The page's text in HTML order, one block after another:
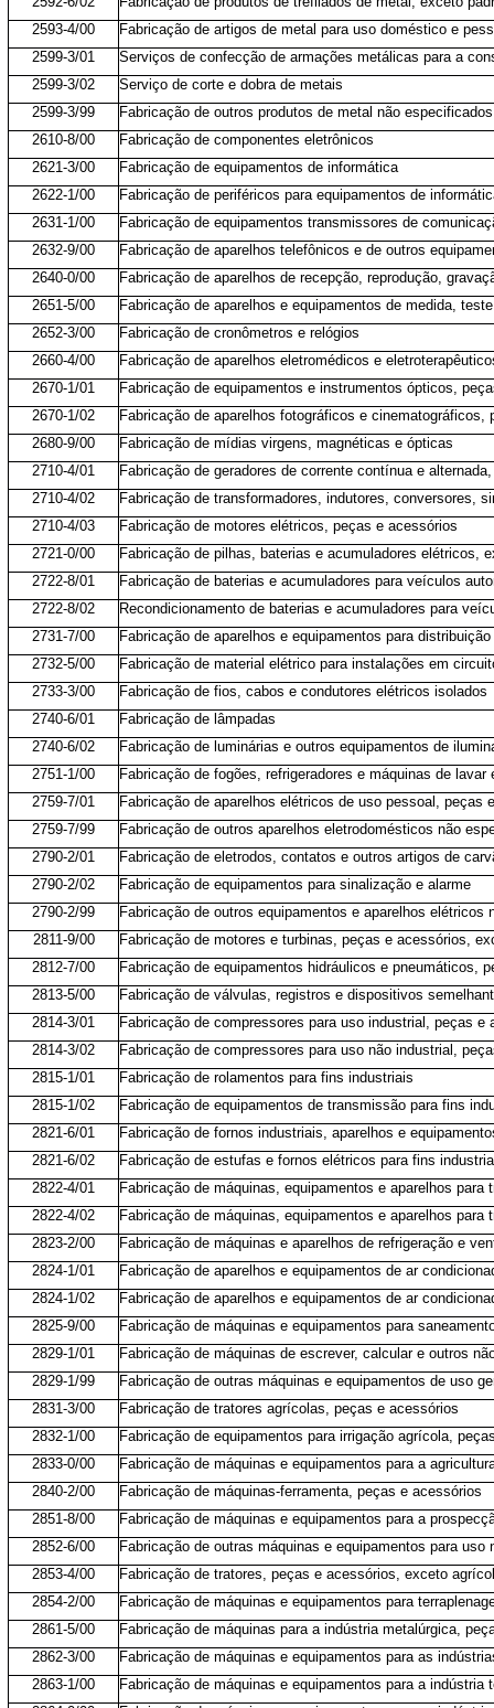
2593-4/00
Fabricação de artigos de metal para uso doméstico e
2599-3/01
Serviços de confecção de armações metálicas para a
2599-3/02
Serviço de corte e dobra de metais
2599-3/99
Fabricação de outros produtos de metal não
2610-8/00
Fabricação de componentes eletrônicos
2621-3/00
Fabricação de equipamentos de informática
2622-1/00
Fabricação de periféricos para equipamentos de
2631-1/00
Fabricação de equipamentos transmissores de
2632-9/00
Fabricação de aparelhos telefônicos e de outros
2640-0/00
Fabricação de aparelhos de recepção, reprodução,
2651-5/00
Fabricação de aparelhos e equipamentos de medida,
2652-3/00
Fabricação de cronômetros e relógios
2660-4/00
Fabricação de aparelhos eletromédicos e
2670-1/01
Fabricação de equipamentos e instrumentos ópticos,
2670-1/02
Fabricação de aparelhos fotográficos e cinematográficos,
2680-9/00
Fabricação de mídias virgens, magnéticas e ópticas
2710-4/01
Fabricação de geradores de corrente contínua e
2710-4/02
Fabricação de transformadores, indutores, conversores,
2710-4/03
Fabricação de motores elétricos, peças e acessórios
2721-0/00
Fabricação de pilhas, baterias e acumuladores elétricos,
2722-8/01
Fabricação de baterias e acumuladores para veículos
2722-8/02
Recondicionamento de baterias e acumuladores para
2731-7/00
Fabricação de aparelhos e equipamentos para
2732-5/00
Fabricação de material elétrico para instalações em
2733-3/00
Fabricação de fios, cabos e condutores elétricos isolados
2740-6/01
Fabricação de lâmpadas
2740-6/02
Fabricação de luminárias e outros equipamentos de
2751-1/00
Fabricação de fogões, refrigeradores e máquinas de
2759-7/01
Fabricação de aparelhos elétricos de uso pessoal, peças
2759-7/99
Fabricação de outros aparelhos eletrodomésticos não
2790-2/01
Fabricação de eletrodos, contatos e outros artigos de
2790-2/02
Fabricação de equipamentos para sinalização e alarme
2790-2/99
Fabricação de outros equipamentos e aparelhos elétricos
2811-9/00
Fabricação de motores e turbinas, peças e acessórios,
2812-7/00
Fabricação de equipamentos hidráulicos e pneumáticos,
2813-5/00
Fabricação de válvulas, registros e dispositivos
2814-3/01
Fabricação de compressores para uso industrial, peças e
2814-3/02
Fabricação de compressores para uso não industrial,
2815-1/01
Fabricação de rolamentos para fins industriais
2815-1/02
Fabricação de equipamentos de transmissão para fins
2821-6/01
Fabricação de fornos industriais, aparelhos e
2821-6/02
Fabricação de estufas e fornos elétricos para fins
2822-4/01
Fabricação de máquinas, equipamentos e aparelhos
2822-4/02
Fabricação de máquinas, equipamentos e aparelhos
2823-2/00
Fabricação de máquinas e aparelhos de refrigeração e
2824-1/01
Fabricação de aparelhos e equipamentos de ar
2824-1/02
Fabricação de aparelhos e equipamentos de ar
2825-9/00
Fabricação de máquinas e equipamentos para
2829-1/01
Fabricação de máquinas de escrever, calcular e outros
2829-1/99
Fabricação de outras máquinas e equipamentos de uso
2831-3/00
Fabricação de tratores agrícolas, peças e acessórios
2832-1/00
Fabricação de equipamentos para irrigação agrícola,
2833-0/00
Fabricação de máquinas e equipamentos para a
2840-2/00
Fabricação de máquinas-ferramenta, peças e acessórios
2851-8/00
Fabricação de máquinas e equipamentos para a
2852-6/00
Fabricação de outras máquinas e equipamentos para
2853-4/00
Fabricação de tratores, peças e acessórios, exceto
2854-2/00
Fabricação de máquinas e equipamentos para
2861-5/00
Fabricação de máquinas para a indústria metalúrgica,
2862-3/00
Fabricação de máquinas e equipamentos para as
2863-1/00
Fabricação de máquinas e equipamentos para a